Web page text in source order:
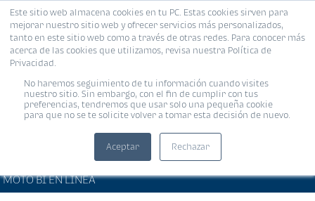
Este sitio web almacena cookies en tu PC. Estas cookies sirven para
mejorar nuestro sitio web y ofrecer servicios más personalizados,
tanto en este sitio web como a través de otras redes. Para conocer más
acerca de las cookies que utilizamos, revisa nuestra Política de
Privacidad.
No haremos seguimiento de tu información cuando visites
nuestro sitio. Sin embargo, con el fin de cumplir con tus
preferencias, tendremos que usar solo una pequeña cookie
para que no se te solicite volver a tomar esta decisión de nuevo.
Aceptar Rechazar
MENÚ
MOTO BI EN LÍNEA